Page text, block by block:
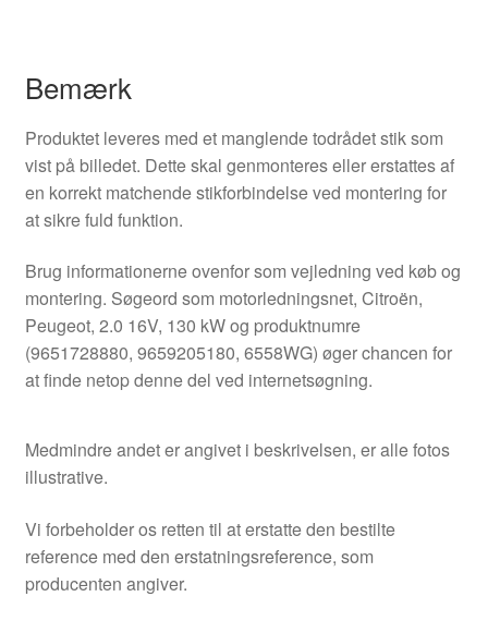
Bemærk
Produktet leveres med et manglende todrådet stik som
vist på billedet. Dette skal genmonteres eller erstattes af
en korrekt matchende stikforbindelse ved montering for
at sikre fuld funktion.
Brug informationerne ovenfor som vejledning ved køb og
montering. Søgeord som motorledningsnet, Citroën,
Peugeot, 2.0 16V, 130 kW og produktnumre
(9651728880, 9659205180, 6558WG) øger chancen for
at finde netop denne del ved internetsøgning.
Medmindre andet er angivet i beskrivelsen, er alle fotos
illustrative.
Vi forbeholder os retten til at erstatte den bestilte
reference med den erstatningsreference, som
producenten angiver.